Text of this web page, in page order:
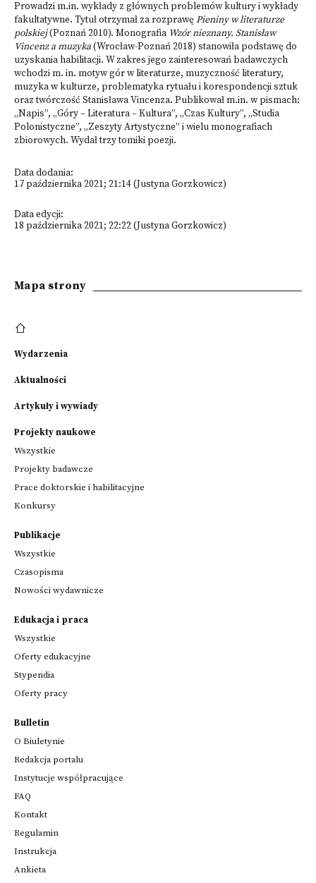
Prowadzi m.in. wykłady z głównych problemów kultury i wykłady
fakultatywne. Tytuł otrzymał za rozprawęPieniny w literaturze
polskiej(Poznań 2010). Monografia Wzór nieznany. Stanisław
Vincenz a muzyka(Wrocław-Poznań 2018) stanowiła podstawę do
uzyskania habilitacji. W zakres jego zainteresowań badawczych
wchodzi m. in. motyw gór w literaturze, muzyczność literatury,
muzyka w kulturze, problematyka rytuału i korespondencji sztuk
oraz twórczość Stanisława Vincenza. Publikował m.in. w pismach:
„Napis”, „Góry – Literatura – Kultura”, „Czas Kultury”, „Studia
Polonistyczne”, „Zeszyty Artystyczne” i wielu monografiach
zbiorowych. Wydał trzy tomiki poezji.
Data dodania:
17 października 2021; 21:14 (Justyna Gorzkowicz)
Data edycji:
18 października 2021; 22:22 (Justyna Gorzkowicz)
Mapa strony
Wydarzenia
Aktualności
Artykuły i wywiady
Projekty naukowe
Wszystkie
Projekty badawcze
Prace doktorskie i habilitacyjne
Konkursy
Publikacje
Wszystkie
Czasopisma
Nowości wydawnicze
Edukacja i praca
Wszystkie
Oferty edukacyjne
Stypendia
Oferty pracy
Bulletin
O Biuletynie
Redakcja portalu
Instytucje współpracujące
FAQ
Kontakt
Regulamin
Instrukcja
Ankieta